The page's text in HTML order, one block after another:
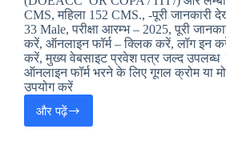
CMS, महिला 152 CMS., -पूरी जानकारी
33 Male, परीक्षा आरम्भ – 2025, पूरी
करें, ऑनलाइन फॉर्म – क्लिक करें, लॉग इन
करें, मुख्य वेबसाइट प्रवेश पत्र जल्द उपलब्ध
ऑनलाइन फॉर्म भरने के लिए गूगल क्रोम या
उपयोग करें
और पढ़ेंMPESB